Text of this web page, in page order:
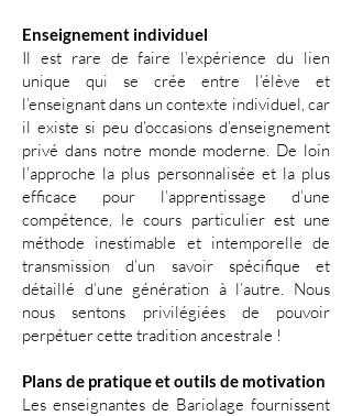
Enseignement individuel
Il est rare de faire l’expérience du lien
unique qui se crée entre l’élève et
l’enseignant dans un contexte individuel, car
il existe si peu d’occasions d’enseignement
privé dans notre monde moderne. De loin
l’approche la plus personnalisée et la plus
efficace pour l’apprentissage d’une
compétence, le cours particulier est une
méthode inestimable et intemporelle de
transmission d’un savoir spécifique et
détaillé d’une génération à l’autre. Nous
nous sentons privilégiées de pouvoir
perpétuer cette tradition ancestrale !
Plans de pratique et outils de motivation
Les enseignantes de Bariolage fournissent